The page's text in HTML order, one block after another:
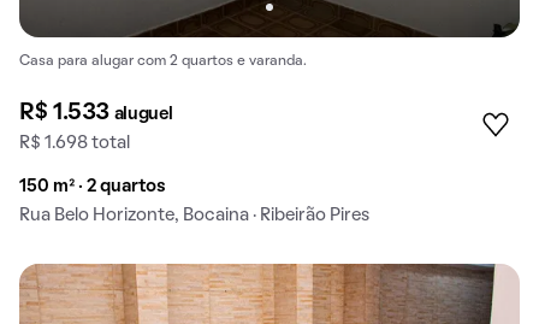
Casa para alugar com 2 quartos e varanda.
R$ 1.533 aluguel
R$ 1.698 total
150 m² · 2 quartos
Rua Belo Horizonte, Bocaina · Ribeirão Pires